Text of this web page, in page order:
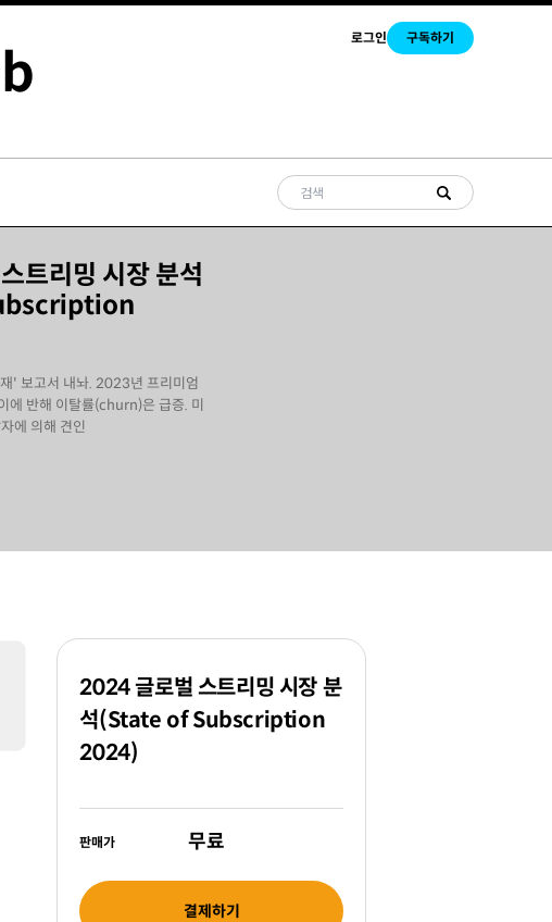
로그인 구독하기
트리밍 시장 분석
' 보고서 내놔. 2023년 프리미엄
에 반해 이탈률(churn)은 급증. 미
에 의해 견인
2024 글로벌 스트리밍 시장 분
석(State of Subscription
2024)
판매가 무료
결제하기